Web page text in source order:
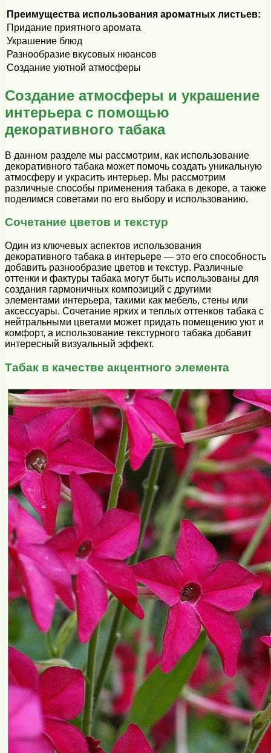
Преимущества использования ароматных листьев:
Придание приятного аромата
Украшение блюд
Разнообразие вкусовых нюансов
Создание уютной атмосферы
Создание атмосферы и украшение
интерьера с помощью
декоративного табака
В данном разделе мы рассмотрим, как использование
декоративного табака может помочь создать уникальную
атмосферу и украсить интерьер. Мы рассмотрим
различные способы применения табака в декоре, а также
поделимся советами по его выбору и использованию.
Сочетание цветов и текстур
Один из ключевых аспектов использования
декоративного табака в интерьере — это его способность
добавить разнообразие цветов и текстур. Различные
оттенки и фактуры табака могут быть использованы для
создания гармоничных композиций с другими
элементами интерьера, такими как мебель, стены или
аксессуары. Сочетание ярких и теплых оттенков табака с
нейтральными цветами может придать помещению уют и
комфорт, а использование текстурного табака добавит
интересный визуальный эффект.
Табак в качестве акцентного элемента